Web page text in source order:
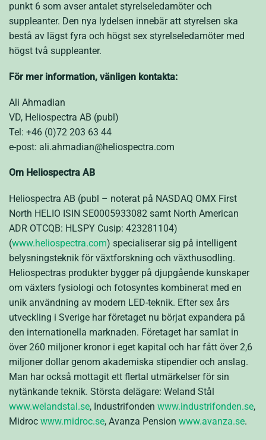
punkt 6 som avser antalet styrelseledamöter och
suppleanter. Den nya lydelsen innebär att styrelsen ska
bestå av lägst fyra och högst sex styrelseledamöter med
högst två suppleanter.
För mer information, vänligen kontakta:
Ali Ahmadian
VD, Heliospectra AB (publ)
Tel: +46 (0)72 203 63 44
e-post: ali.ahmadian@heliospectra.com
Om Heliospectra AB
Heliospectra AB (publ – noterat på NASDAQ OMX First
North HELIO ISIN SE0005933082 samt North American
ADR OTCQB: HLSPY Cusip: 423281104)
(www.heliospectra.com) specialiserar sig på intelligent
belysningsteknik för växtforskning och växthusodling.
Heliospectras produkter bygger på djupgående kunskaper
om växters fysiologi och fotosyntes kombinerat med en
unik användning av modern LED-teknik. Efter sex års
utveckling i Sverige har företaget nu börjat expandera på
den internationella marknaden. Företaget har samlat in
över 260 miljoner kronor i eget kapital och har fått över 2,6
miljoner dollar genom akademiska stipendier och anslag.
Man har också mottagit ett flertal utmärkelser för sin
nytänkande teknik. Största delägare: Weland Stål
www.welandstal.se, Industrifonden www.industrifonden.se,
Midroc www.midroc.se, Avanza Pension www.avanza.se.